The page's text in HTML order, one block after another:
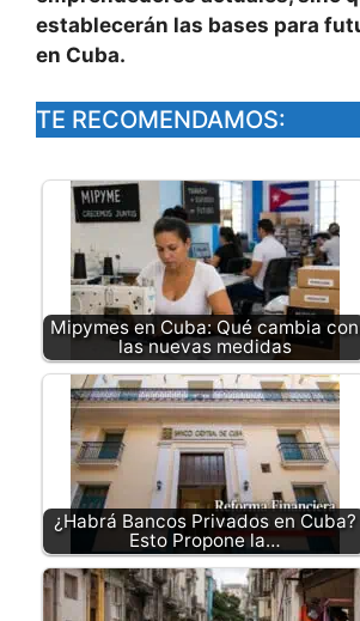
establecerán las bases para
en Cuba.
TE RECOMENDAMOS:
Mipymes en Cuba: Qué cambia con
las nuevas medidas
¿Habrá Bancos Privados en Cuba?
Esto Propone la…